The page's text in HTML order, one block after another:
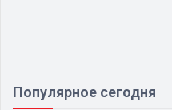
Популярное сегодня